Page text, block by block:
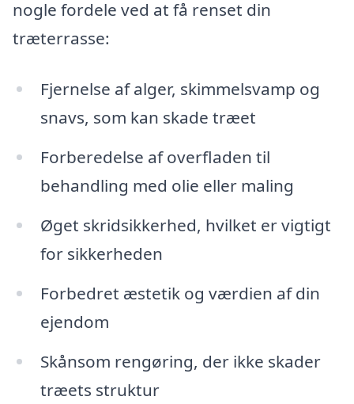
nogle fordele ved at få renset din
træterrasse:
Fjernelse af alger, skimmelsvamp og
snavs, som kan skade træet
Forberedelse af overfladen til
behandling med olie eller maling
Øget skridsikkerhed, hvilket er vigtigt
for sikkerheden
Forbedret æstetik og værdien af din
ejendom
Skånsom rengøring, der ikke skader
træets struktur